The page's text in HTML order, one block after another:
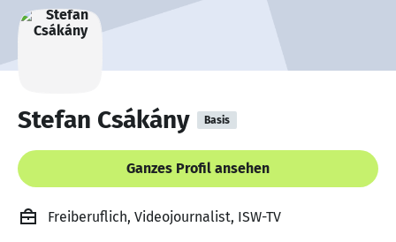
Stefan Csákány Basis
Ganzes Profil ansehen
Freiberuflich, Videojournalist, ISW-TV